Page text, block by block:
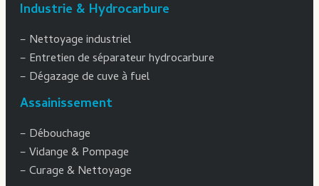
Industrie & Hydrocarbure
– Nettoyage industriel
– Entretien de séparateur hydrocarbure
– Dégazage de cuve à fuel
Assainissement
– Débouchage
–Vidange & Pompage
–Curage & Nettoyage